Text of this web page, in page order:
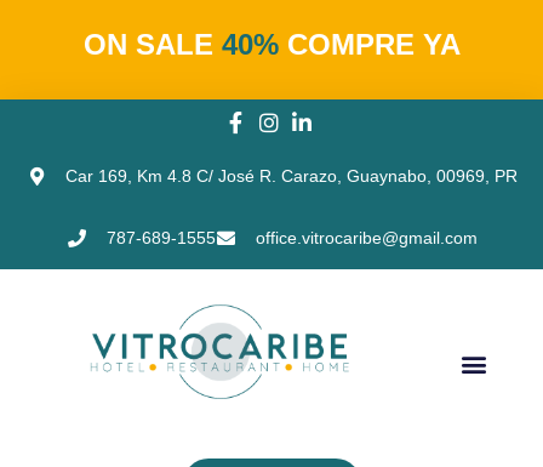
ON SALE 40% COMPRE YA
787-689-1555 office.vitrocaribe@gmail.com
Car 169, Km 4.8 C/ José R. Carazo, Guaynabo, 00969, PR